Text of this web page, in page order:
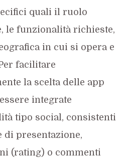
quali il ruolo
le funzionalità richieste,
in cui si opera e
facilitare
la scelta delle app
integrate
tipo social, consistenti
di presentazione,
(rating) o commenti